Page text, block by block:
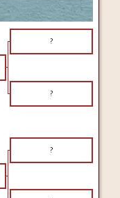
?
?
?